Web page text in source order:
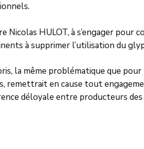
HULOT, à s’engager pour
à supprimer l’utilisation du
la même problématique que
remettrait en cause tout
déloyale entre producteurs